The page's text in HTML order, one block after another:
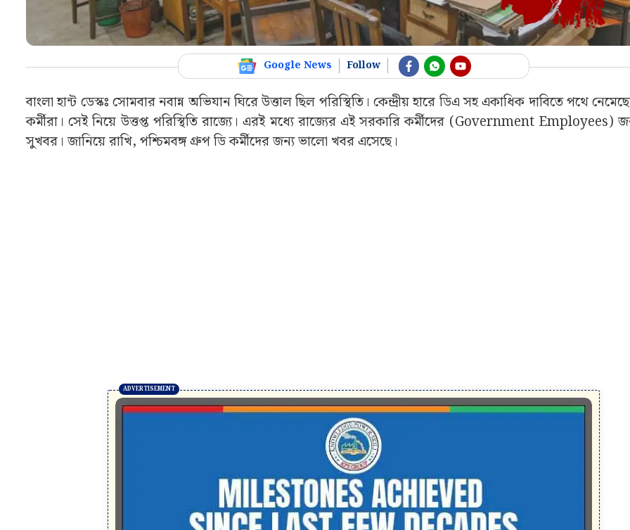
Google News Follow
বাংলা হান্ট ডেস্কঃ সোমবার নবান্ন অভিযান ঘিরে উত্তাল ছিল পরিস্থিতি। কেন্দ্রীয় হারে ডিএ সহ একাধিক দাবিতে পথে
কর্মীরা। সেই নিয়ে উত্তপ্ত পরিস্থিতি রাজ্যে। এরই মধ্যে রাজ্যের এই সরকারি কর্মীদের (Government Employees)
সুখবর। জানিয়ে রাখি, পশ্চিমবঙ্গ গ্রুপ ডি কর্মীদের জন্য ভালো খবর এসেছে।